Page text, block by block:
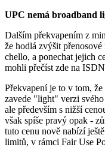
UPC nemá broadband
Dalším překvapením z
že hodlá zvýšit
chello, a ponechat jejich
mohli přečíst zde na
Překvapení je to v tom,
zavede "light" verzi
ale především s nižší
však spíše pravý opak -
tuto cenu nově nabízí
limitů, v rámci Fair Use